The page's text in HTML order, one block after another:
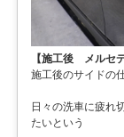
【施工後 メルセ
施工後のサイドの
日々の洗車に疲れ
たいという